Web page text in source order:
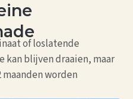
of loslatende
blijven draaien, maar
worden